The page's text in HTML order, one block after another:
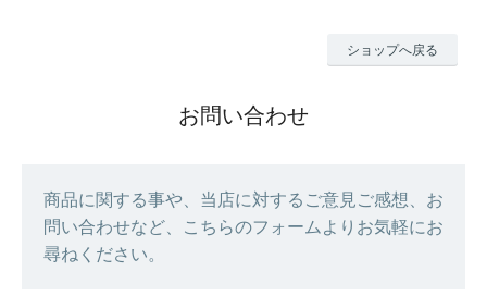
ショップへ戻る
お問い合わせ
商品に関する事や、当店に対するご意見ご感想、お
問い合わせなど、こちらのフォームよりお気軽にお
尋ねください。